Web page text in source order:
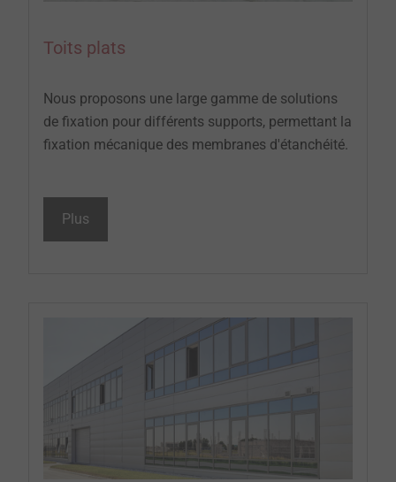
Toits plats
Nous proposons une large gamme de solutions
de fixation pour différents supports, permettant la
fixation mécanique des membranes d'étanchéité.
Plus